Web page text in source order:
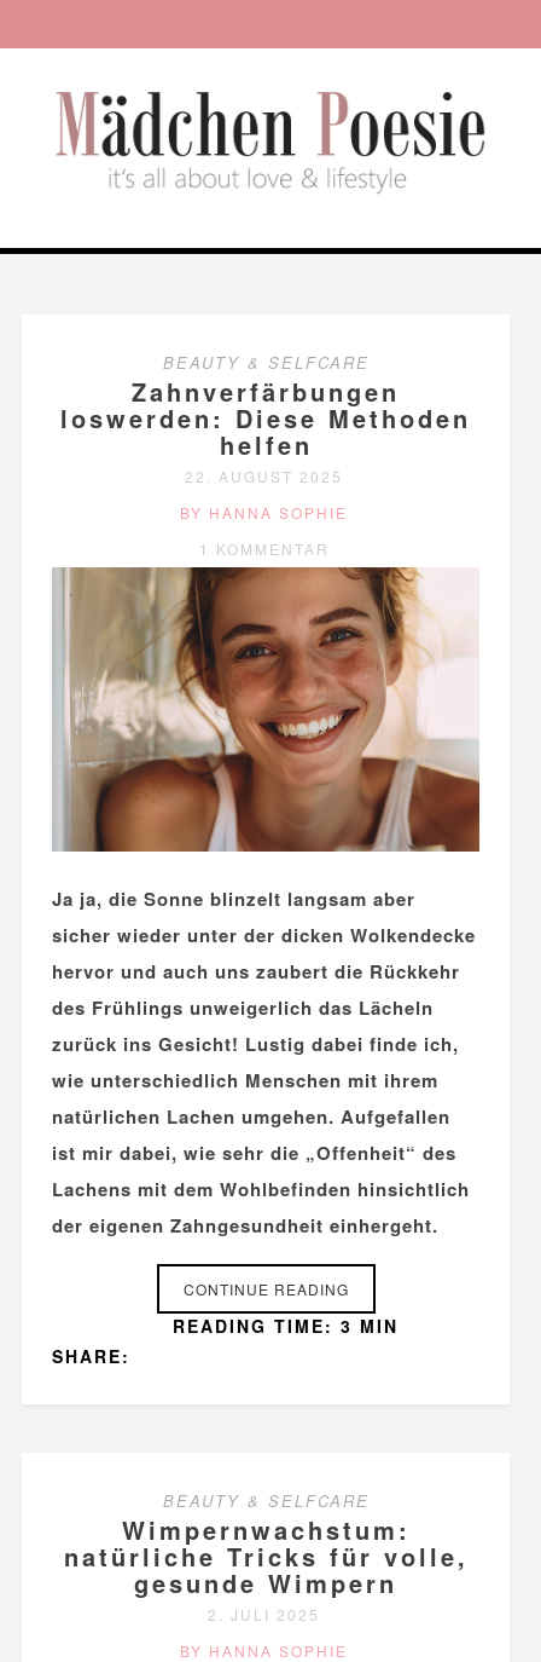
BEAUTY & SELFCARE
Zahnverfärbungen
loswerden: Diese Methoden
helfen
22. AUGUST 2025
BY HANNA SOPHIE
1 KOMMENTAR
Ja ja, die Sonne blinzelt langsam aber
sicher wieder unter der dicken Wolkendecke
hervor und auch uns zaubert die Rückkehr
des Frühlings unweigerlich das Lächeln
zurück ins Gesicht! Lustig dabei finde ich,
wie unterschiedlich Menschen mit ihrem
natürlichen Lachen umgehen. Aufgefallen
ist mir dabei, wie sehr die „Offenheit“ des
Lachens mit dem Wohlbefinden hinsichtlich
der eigenen Zahngesundheit einhergeht.
CONTINUE READING
SHARE:
READING TIME: 3 MIN
BEAUTY & SELFCARE
Wimpernwachstum:
natürliche Tricks für volle,
gesunde Wimpern
2. JULI 2025
BY HANNA SOPHIE